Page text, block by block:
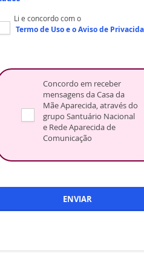
Li e concordo com o
Termo de Usoe oAviso de
Concordo em receber
mensagens da Casa da
Mãe Aparecida, através do
grupo Santuário Nacional
e Rede Aparecida de
Comunicação
ENVIAR